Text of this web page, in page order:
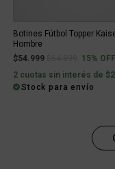
Botines Fútbol Topper
Hombre
$54.999
Price reduced from
to15% OFF
2 cuotas sin interés de
Stock para envío